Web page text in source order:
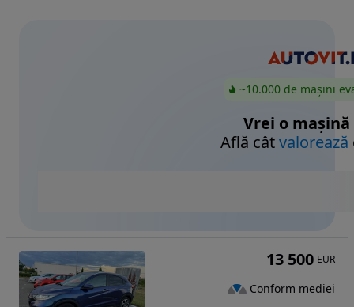
~10.000 de mașini
Vrei o mașină
Află câtvalorează
13 500 EUR
Conform mediei